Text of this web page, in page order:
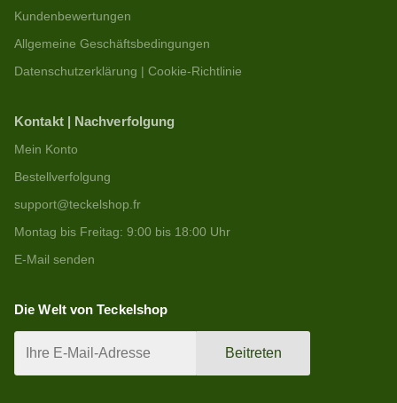
Kundenbewertungen
Allgemeine Geschäftsbedingungen
Datenschutzerklärung | Cookie-Richtlinie
Kontakt | Nachverfolgung
Mein Konto
Bestellverfolgung
support@teckelshop.fr
Montag bis Freitag: 9:00 bis 18:00 Uhr
E-Mail senden
Die Welt von Teckelshop
Beitreten